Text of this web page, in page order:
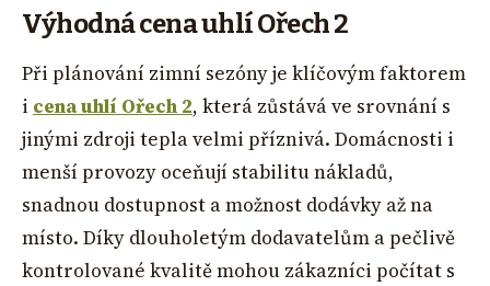
Výhodná cena uhlí Ořech 2
Při plánování zimní sezóny je klíčovým faktorem
i cena uhlí Ořech 2, která zůstává ve srovnání s
jinými zdroji tepla velmi příznivá. Domácnosti i
menší provozy oceňují stabilitu nákladů,
snadnou dostupnost a možnost dodávky až na
místo. Díky dlouholetým dodavatelům a pečlivě
kontrolované kvalitě mohou zákazníci počítat s